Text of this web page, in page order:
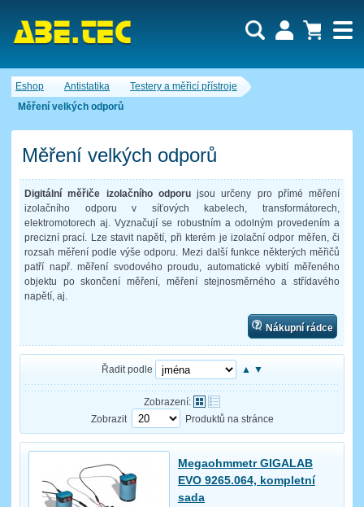
Eshop Antistatika
Testery a měřicí přístroje
Měření velkých odporů
Měření velkých odporů
Digitální měřiče izolačního odporujsou určeny pro přímé měření
izolačního odporu v síťových kabelech, transformátorech,
elektromotorech aj. Vyznačují se robustním a odolným provedením a
precizní prací. Lze stavit napětí, při kterém je izolační odpor měřen, či
rozsah měření podle výše odporu. Mezi další funkce některých měřičů
patří např. měření svodového proudu, automatické vybití měřeného
objektu po skončení měření, měření stejnosměrného a střídavého
napětí, aj.
Nákupní rádce
Řadit podle ▲ ▼
Zobrazení:
Zobrazit
Produktů na stránce
Megaohmmetr GIGALAB
EVO 9265.064, kompletní
sada
Nákupní košík je momentálně prázdný.
Počet produktů:0
Uživatel:
Zapomenuté heslo Nová registrace